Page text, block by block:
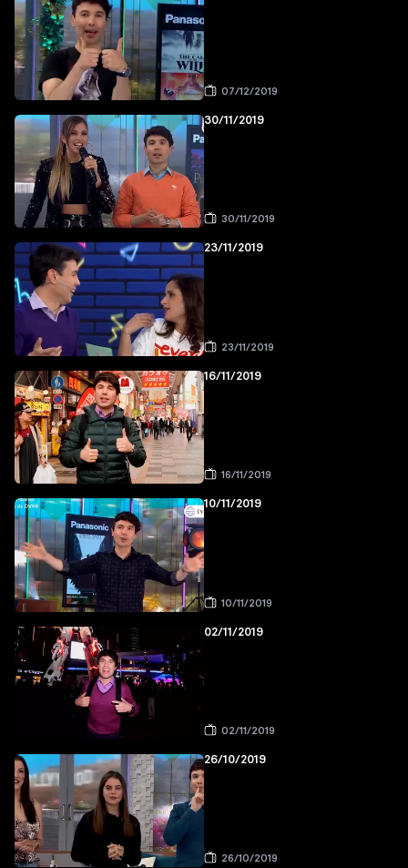
07/12/2019
30/11/2019
30/11/2019
23/11/2019
23/11/2019
16/11/2019
16/11/2019
10/11/2019
10/11/2019
02/11/2019
02/11/2019
26/10/2019
26/10/2019